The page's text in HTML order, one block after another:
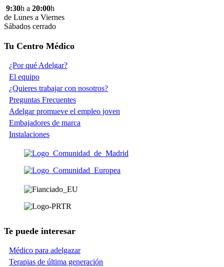
9:30h a 20:00h
de Lunes a Viernes
Sábados cerrado
Tu Centro Médico
¿Por qué Adelgar?
El equipo
¿Quieres trabajar con nosotros?
Preguntas Frecuentes
Adelgar promueve el empleo joven
Embajadores de marca
Instalaciones
Te puede interesar
Médico para adelgazar
Terapias de última generación